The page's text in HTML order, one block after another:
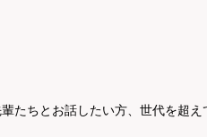
たちとお話したい方、世代を超